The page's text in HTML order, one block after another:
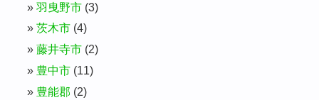
羽曳野市 (3)
茨木市 (4)
藤井寺市 (2)
豊中市 (11)
豊能郡 (2)